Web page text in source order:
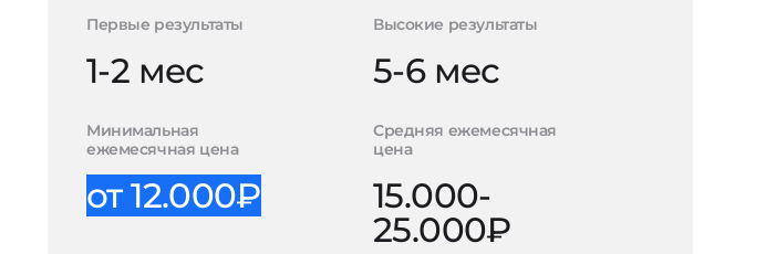
Первые результаты
1-2 мес
Высокие результаты
5-6 мес
Минимальная
ежемесячная цена
от 12.000₽
Средняя ежемесячная
цена
15.000-
25.000₽